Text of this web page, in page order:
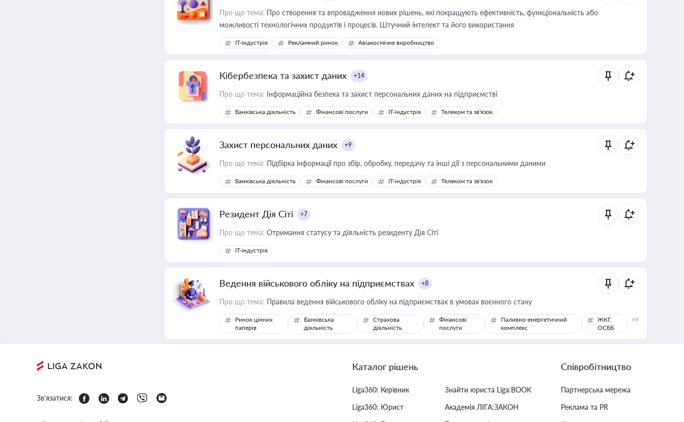
Про що тема: Про створення та впровадження нових рішень, які покращують ефективність, функціональність або
можливості технологічних продуктів і процесів. Штучний інтелект та його використання
IT-індустрія Рекламний ринок Авіакосмічне виробництво
Кібербезпека та захист даних +14
Про що тема: Інформаційна безпека та захист персональних даних на підприємстві
Банківська діяльність Фінансові послуги IT-індустрія Телеком та зв'язок
Захист персональних даних +9
Про що тема: Підбірка інформації про збір, обробку, передачу та інші дії з персональними даними
Банківська діяльність Фінансові послуги IT-індустрія Телеком та зв'язок
Резидент Дія Сіті +7
Про що тема: Отримання статусу та діяльність резиденту Дія Сіті
IT-індустрія
Ведення військового обліку на підприємствах +8
Про що тема: Правила ведення військового обліку на підприємствах в умовах воєнного стану
Ринок цінних
паперів
Банківська
діяльність
Страхова
діяльність
Фінансові
послуги
Паливно-енергетичний
комплекс
ЖКГ,
ОСББ
+9
Зв'язатися:
Каталог рішень
Liga360: Керівник
Liga360: Юрист
Знайти юриста Liga:BOOK
Академія ЛІГА:ЗАКОН
Співробітництво
Партнерська мережа
Реклама та PR